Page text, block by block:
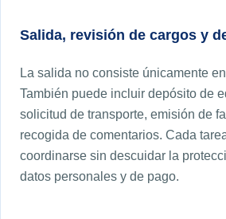
Salida, revisión de cargos y
La salida no consiste únicamente
También puede incluir depósito de
solicitud de transporte, emisión de
recogida de comentarios. Cada
coordinarse sin descuidar la
datos personales y de pago.